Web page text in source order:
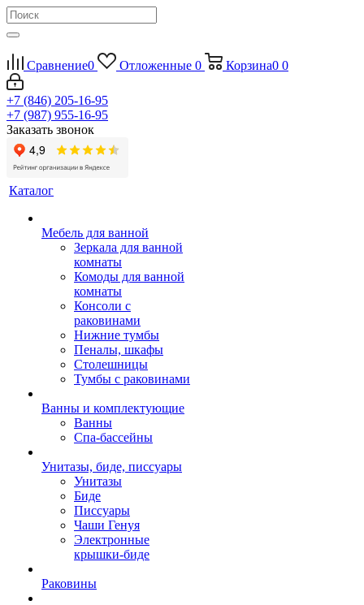
Сравнение0 Отложенные 0 Корзина0 0
+7 (846) 205-16-95
+7 (987) 955-16-95
Заказать звонок
Каталог
Мебель для ванной
Зеркала для ванной
комнаты
Комоды для ванной
комнаты
Консоли с
раковинами
Нижние тумбы
Пеналы, шкафы
Столешницы
Тумбы с раковинами
Ванны и комплектующие
Ванны
Спа-бассейны
Унитазы, биде, писсуары
Унитазы
Биде
Писсуары
Чаши Генуя
Электронные
крышки-биде
Раковины